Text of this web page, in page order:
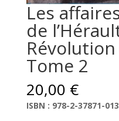
Les
de
Révolution
Tome 2
20,00 €
ISBN : 978-2-37871-